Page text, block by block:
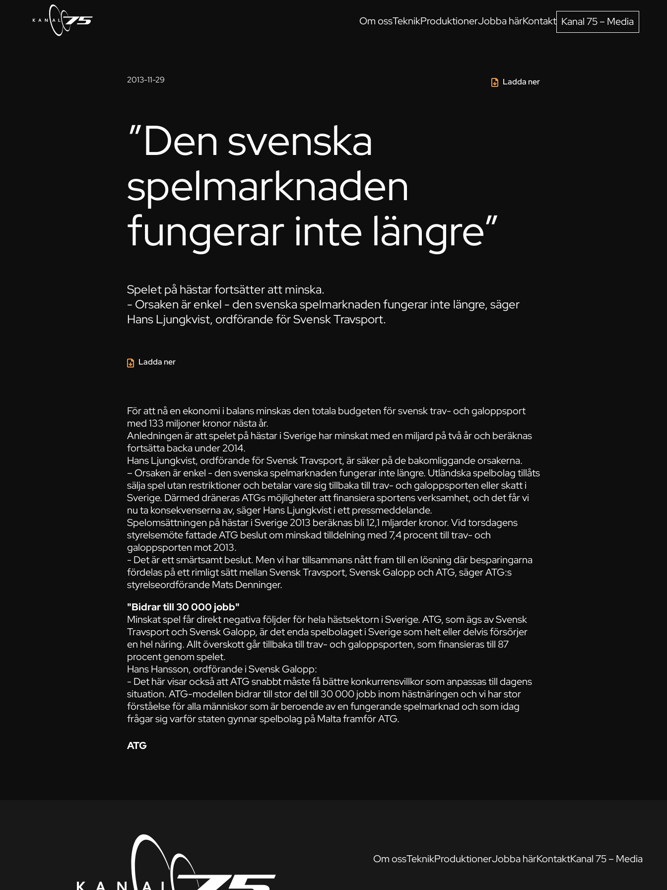
Om ossTeknikProduktionerJobba härKontakt Kanal 75 – Media
2013-11-29 Ladda ner
”Den svenska
spelmarknaden
fungerar inte längre”
Spelet på hästar fortsätter att minska.
- Orsaken är enkel - den svenska spelmarknaden fungerar inte längre, säger
Hans Ljungkvist, ordförande för Svensk Travsport.
För att nå en ekonomi i balans minskas den totala budgeten för svensk trav- och galoppsport
med 133 miljoner kronor nästa år.
Anledningen är att spelet på hästar i Sverige har minskat med en miljard på två år och beräknas
fortsätta backa under 2014.
Hans Ljungkvist, ordförande för Svensk Travsport, är säker på de bakomliggande orsakerna.
– Orsaken är enkel - den svenska spelmarknaden fungerar inte längre. Utländska spelbolag tillåts
sälja spel utan restriktioner och betalar vare sig tillbaka till trav- och galoppsporten eller skatt i
Sverige. Därmed dräneras ATGs möjligheter att finansiera sportens verksamhet, och det får vi
nu ta konsekvenserna av, säger Hans Ljungkvist i ett pressmeddelande.
Spelomsättningen på hästar i Sverige 2013 beräknas bli 12,1 mljarder kronor. Vid torsdagens
styrelsemöte fattade ATG beslut om minskad tilldelning med 7,4 procent till trav- och
galoppsporten mot 2013.
- Det är ett smärtsamt beslut. Men vi har tillsammans nått fram till en lösning där besparingarna
fördelas på ett rimligt sätt mellan Svensk Travsport, Svensk Galopp och ATG, säger ATG:s
styrelseordförande Mats Denninger.
"Bidrar till 30 000 jobb"
Minskat spel får direkt negativa följder för hela hästsektorn i Sverige. ATG, som ägs av Svensk
Travsport och Svensk Galopp, är det enda spelbolaget i Sverige som helt eller delvis försörjer
en hel näring. Allt överskott går tillbaka till trav- och galoppsporten, som finansieras till 87
procent genom spelet.
Hans Hansson, ordförande i Svensk Galopp:
- Det här visar också att ATG snabbt måste få bättre konkurrensvillkor som anpassas till dagens
situation. ATG-modellen bidrar till stor del till 30 000 jobb inom hästnäringen och vi har stor
förståelse för alla människor som är beroende av en fungerande spelmarknad och som idag
frågar sig varför staten gynnar spelbolag på Malta framför ATG.
Ladda ner
ATG
Om ossTeknikProduktionerJobba härKontaktKanal 75 – Media